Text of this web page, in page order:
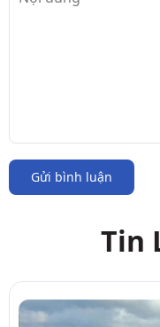
Gửi bình luận
Tin